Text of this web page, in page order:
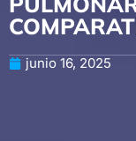
junio 16, 2025